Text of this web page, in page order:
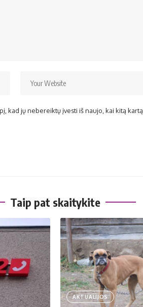
kad jų nebereiktų įvesti iš naujo, kai kitą kartą
Taip pat skaitykite
AKTUALIJOS